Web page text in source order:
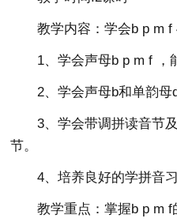
教学内容：学会b p m f 4
1、学会声母b p m f ，
2、学会声母b和单韵母
3、学会带调拼读音节
节。
4、培养良好的学拼音习
教学重点：掌握b p m f